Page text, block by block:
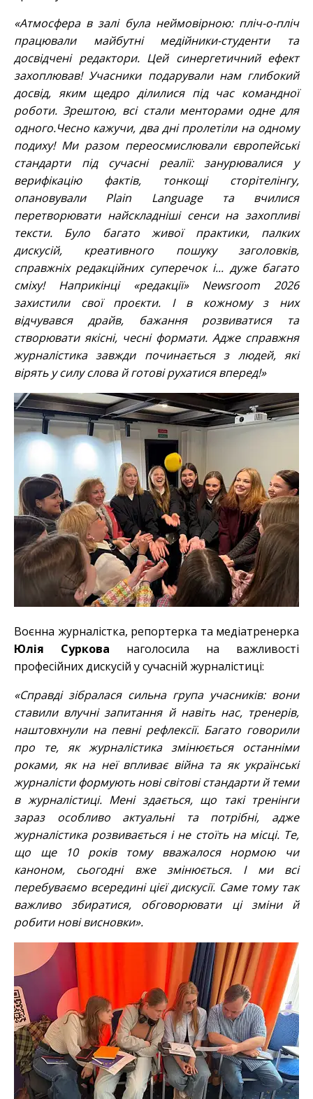
«Атмосфера в залі була неймовірною: пліч-о-пліч
працювали майбутні медійники-студенти та
досвідчені редактори. Цей синергетичний ефект
захоплював! Учасники подарували нам глибокий
досвід, яким щедро ділилися під час командної
роботи. Зрештою, всі стали менторами одне для
одного.Чесно кажучи, два дні пролетіли на одному
подиху! Ми разом переосмислювали європейські
стандарти під сучасні реалії: занурювалися у
верифікацію фактів, тонкощі сторітелінгу,
опановували Plain Language та вчилися
перетворювати найскладніші сенси на захопливі
тексти. Було багато живої практики, палких
дискусій, креативного пошуку заголовків,
справжніх редакційних суперечок і... дуже багато
сміху! Наприкінці «редакції» Newsroom 2026
захистили свої проєкти. І в кожному з них
відчувався драйв, бажання розвиватися та
створювати якісні, чесні формати. Адже справжня
журналістика завжди починається з людей, які
вірять у силу слова й готові рухатися вперед!»
Воєнна журналістка, репортерка та медіатренерка
Юлія Суркова наголосила на важливості
професійних дискусій у сучасній журналістиці:
«Справді зібралася сильна група учасників: вони
ставили влучні запитання й навіть нас, тренерів,
наштовхнули на певні рефлексії. Багато говорили
про те, як журналістика змінюється останніми
роками, як на неї впливає війна та як українські
журналісти формують нові світові стандарти й теми
в журналістиці. Мені здається, що такі тренінги
зараз особливо актуальні та потрібні, адже
журналістика розвивається і не стоїть на місці. Те,
що ще 10 років тому вважалося нормою чи
каноном, сьогодні вже змінюється. І ми всі
перебуваємо всередині цієї дискусії. Саме тому так
важливо збиратися, обговорювати ці зміни й
робити нові висновки».